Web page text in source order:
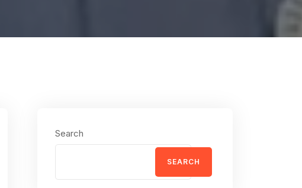
Search
SEARCH